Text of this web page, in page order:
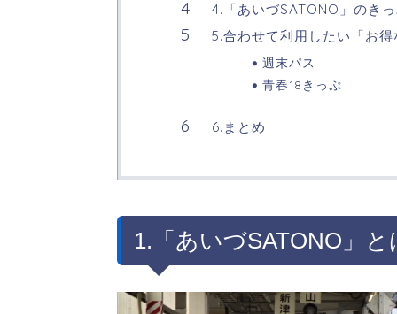
4.「あいづSATONO」のき
5.合わせて利用したい「お
週末パス
青春18きっぷ
6.まとめ
1.「あいづSATONO」と